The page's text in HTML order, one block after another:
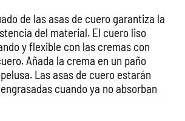
de las asas de cuero garantiza la
del material. El cuero liso
y flexible con las cremas con
Añada la crema en un paño
Las asas de cuero estarán
cuando ya no absorban